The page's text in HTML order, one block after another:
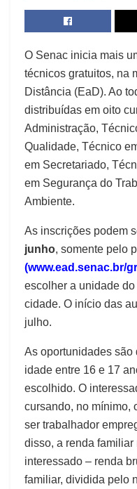
O Senac inicia mais
técnicos gratuitos, na
Distância (EaD). Ao
distribuídas em oito
Administração,
Qualidade, Técnico
em Secretariado,
em Segurança do
Ambiente.
As inscrições podem
junho, somente pelo
(www.ead.senac.br/
escolher a unidade
cidade. O início das
julho.
As oportunidades são
idade entre 16 e 17
escolhido. O
cursando, no mínimo,
ser trabalhador
disso, a renda
interessado – renda
familiar, dividida pelo